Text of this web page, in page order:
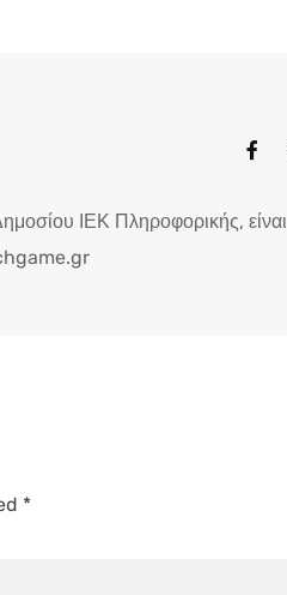
ΙΕΚ Πληροφορικής, είναι
*